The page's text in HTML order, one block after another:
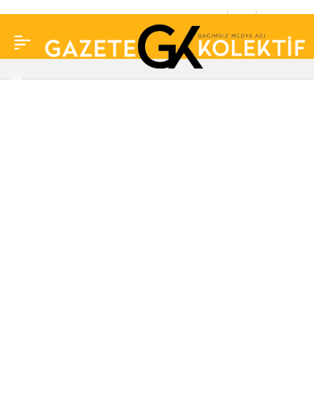
Usta oyuncu İlker Ayrık